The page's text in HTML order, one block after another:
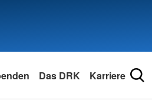
Das DRK Karriere